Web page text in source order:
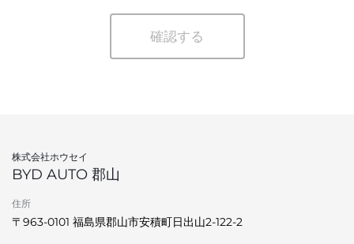
確認する
株式会社ホウセイ
BYD AUTO 郡山
住所
〒963-0101 福島県郡山市安積町日出山2-122-2